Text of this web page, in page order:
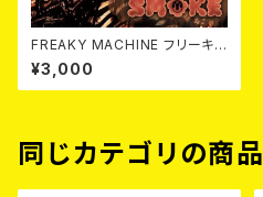
FREAKY MACHINE フリーキ
ー・マシーン/ SMOKE (LP)
¥3,000
同じカテゴリの商品